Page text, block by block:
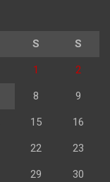
S S
1 2
8 9
15 16
22 23
29 30